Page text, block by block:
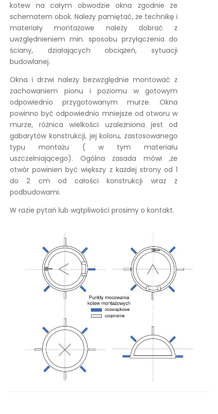
kotew na całym obwodzie okna zgodnie ze
schematem obok. Należy pamiętać, że technikę i
materiały montażowe należy dobrać z
uwzględnieniem min. sposobu przyłączenia do
ściany, działających obciążeń, sytuacji
budowlanej.
Okna i drzwi należy bezwzględnie montować z
zachowaniem pionu i poziomu w gotowym
odpowiednio przygotowanym murze. Okna
powinno być odpowiednio mniejsze od otworu w
murze, różnica wielkości uzależniona jest od
gabarytów konstrukcji, jej koloru, zastosowanego
typu montażu ( w tym materiału
uszczelniającego). Ogólna zasada mówi ,że
otwór powinien być większy z każdej strony od 1
do 2 cm od całości konstrukcji wraz z
podbudowami.
W razie pytań lub wątpliwości prosimy o kontakt.